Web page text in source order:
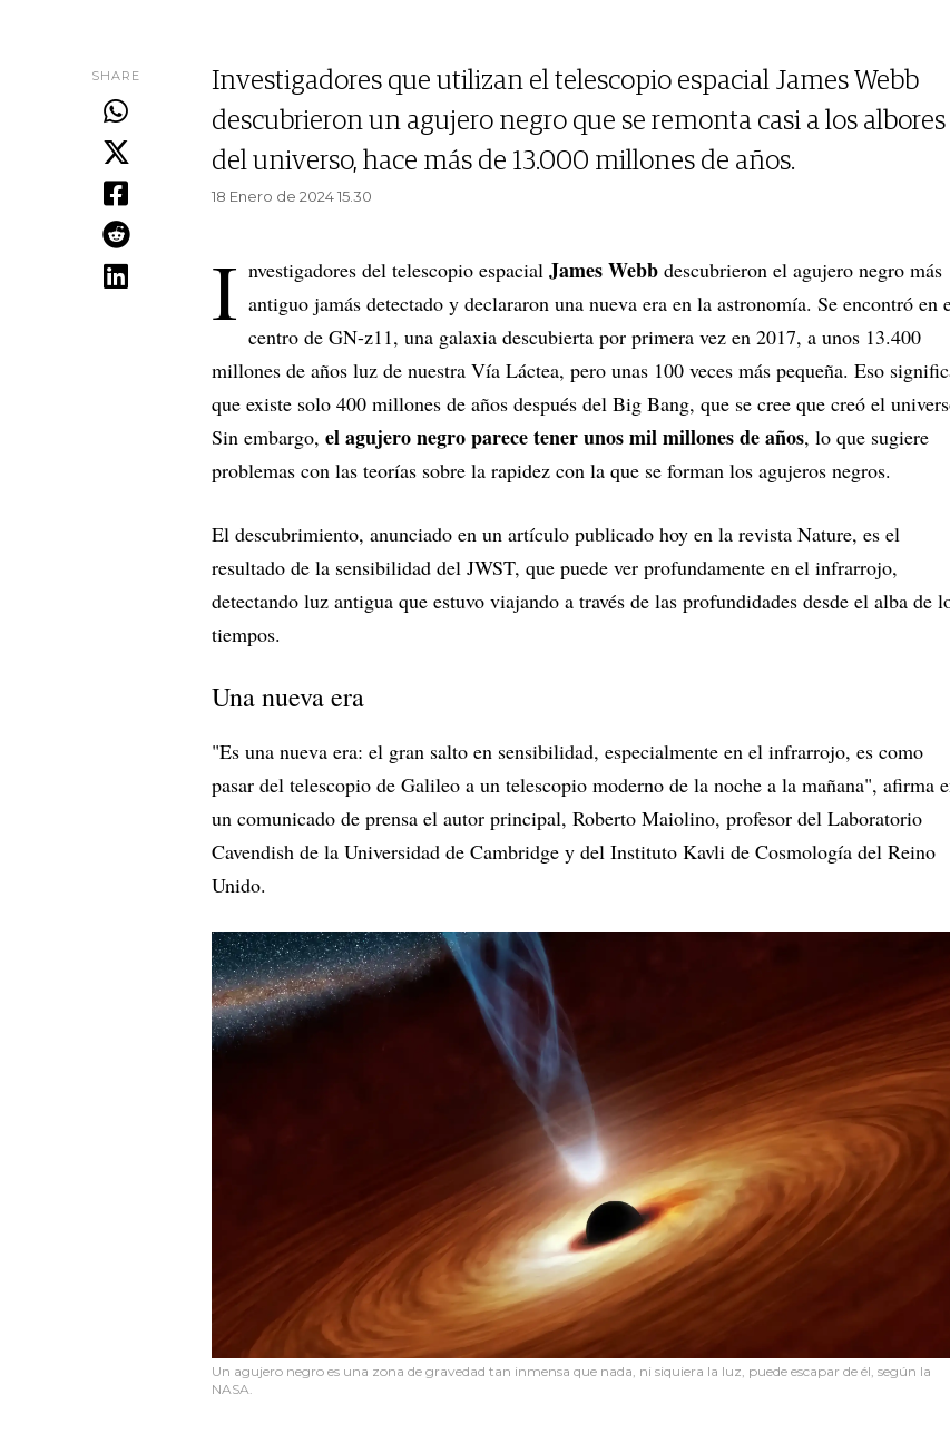
SHARE
Investigadores que utilizan el telescopio espacial James Webb
descubrieron un agujero negro que se remonta casi a los albores
del universo, hace más de 13.000 millones de años.
18 Enero de 2024 15.30
I nvestigadores del telescopio espacial James Webb descubrieron el agujero negro más
antiguo jamás detectado y declararon una nueva era en la astronomía. Se encontró en
centro de GN-z11, una galaxia descubierta por primera vez en 2017, a unos 13.400
millones de años luz de nuestra Vía Láctea, pero unas 100 veces más pequeña. Eso
que existe solo 400 millones de años después del Big Bang, que se cree que creó el
Sin embargo, el agujero negro parece tener unos mil millones de años, lo que sugiere
problemas con las teorías sobre la rapidez con la que se forman los agujeros negros.
El descubrimiento, anunciado en un artículo publicado hoy en la revista Nature, es el
resultado de la sensibilidad del JWST, que puede ver profundamente en el infrarrojo,
detectando luz antigua que estuvo viajando a través de las profundidades desde el alba de
tiempos.
Una nueva era
"Es una nueva era: el gran salto en sensibilidad, especialmente en el infrarrojo, es como
pasar del telescopio de Galileo a un telescopio moderno de la noche a la mañana", afirma
un comunicado de prensa el autor principal, Roberto Maiolino, profesor del Laboratorio
Cavendish de la Universidad de Cambridge y del Instituto Kavli de Cosmología del Reino
Unido.
Un agujero negro es una zona de gravedad tan inmensa que nada, ni siquiera la luz, puede escapar de él, según la
NASA.